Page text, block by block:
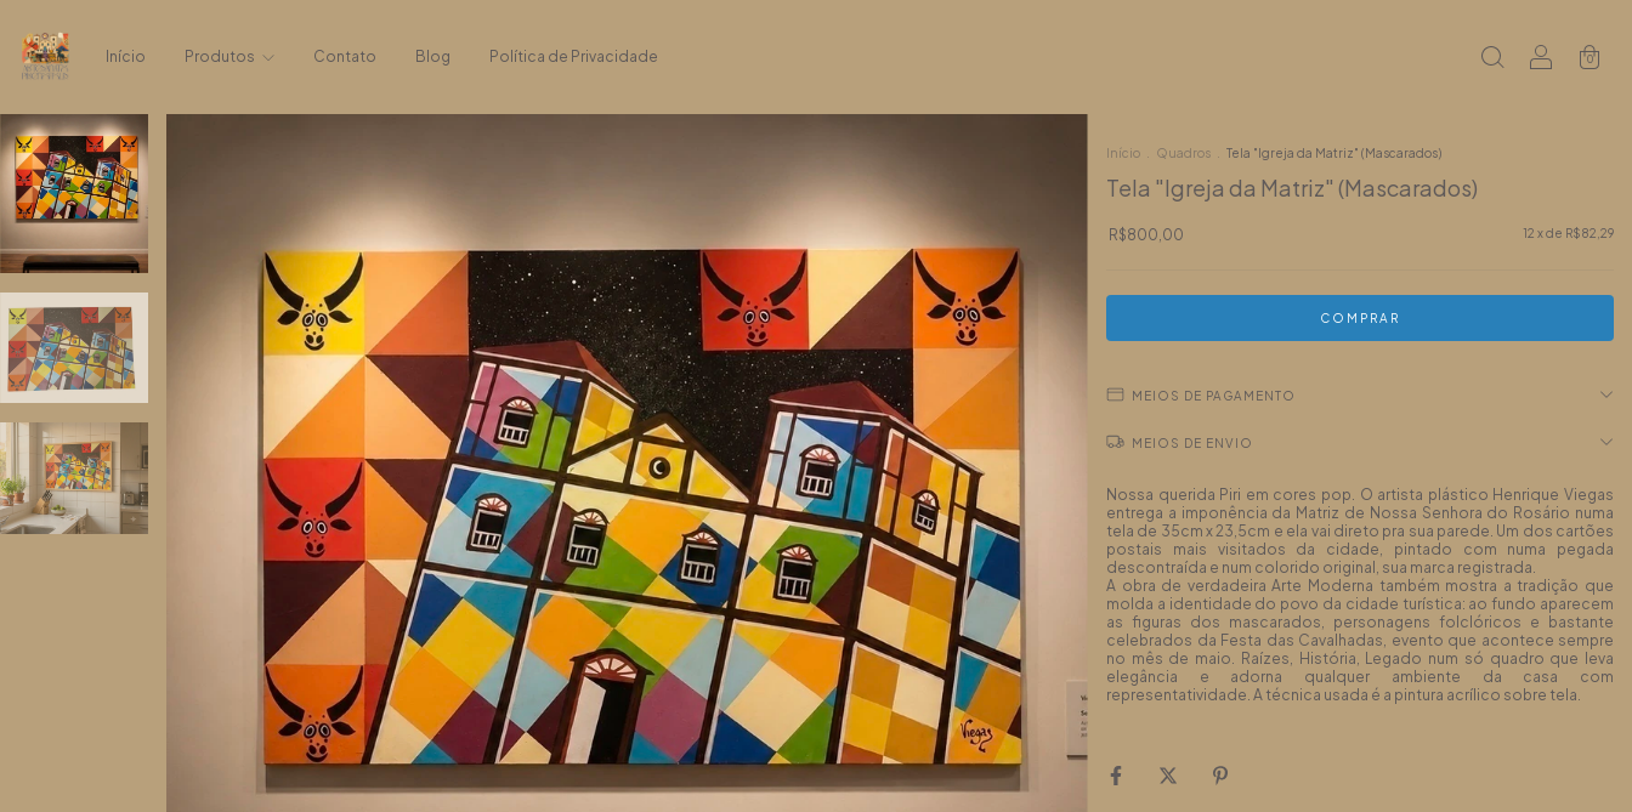
Início Produtos Contato Blog Política de Privacidade 0
Início Quadros Tela "Igreja da Matriz" (Mascarados)
Tela "Igreja da Matriz" (Mascarados)
R$800,00 12 x de R$82,29
MEIOS DE PAGAMENTO
MEIOS DE ENVIO
Nossa querida Piri em cores pop. O artista plástico Henrique Viegas
entrega a imponência da Matriz de Nossa Senhora do Rosário numa
tela de 35cm x 23,5cm e ela vai direto pra sua parede. Um dos cartões
postais mais visitados da cidade, pintado com numa pegada
descontraída e num colorido original, sua marca registrada.
A obra de verdadeira Arte Moderna também mostra a tradição que
molda a identidade do povo da cidade turística: ao fundo aparecem
as figuras dos mascarados, personagens folclóricos e bastante
celebrados da Festa das Cavalhadas, evento que acontece sempre
no mês de maio. Raízes, História, Legado num só quadro que leva
elegância e adorna qualquer ambiente da casa com
representatividade. A técnica usada é a pintura acrílico sobre tela.